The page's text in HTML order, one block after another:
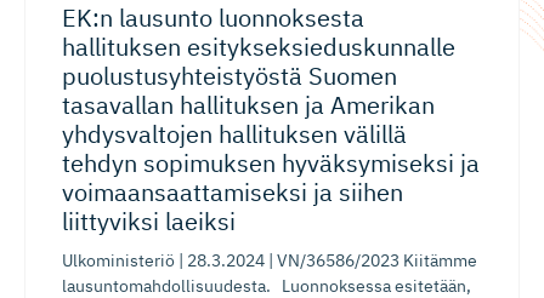
EK:n lausunto luonnoksesta
hallituksen esityksek­si​edus­kunnalle
puolustusyh­teis­työstä Suomen
tasavallan hallituksen ja Amerikan
yhdysvaltojen hallituksen välillä
tehdyn sopimuksen hyväksymiseksi ja
voimaansaat­ta­miseksi ja siihen
liittyviksi laeiksi
Ulkoministeriö | 28.3.2024 | VN/36586/2023 Kiitämme
lausuntomahdollisuudesta. Luonnoksessa esitetään,